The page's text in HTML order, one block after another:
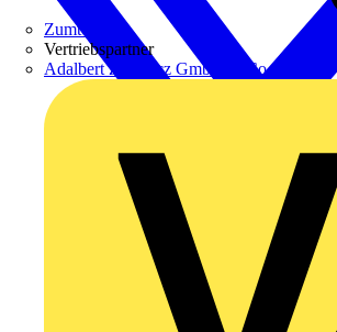
Zumtobel
Vertriebspartner
Adalbert Zajadacz GmbH & Co. KG